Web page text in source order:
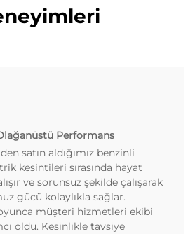
Performans
satın aldığımız benzinli
kesintileri sırasında hayat
ve sorunsuz şekilde çalışarak
gücü kolaylıkla sağlar.
müşteri hizmetleri ekibi
oldu. Kesinlikle tavsiye